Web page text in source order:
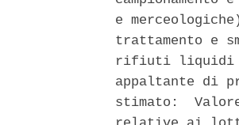
e
trattamento e
rifiuti liquidi e
appaltante di
stimato: